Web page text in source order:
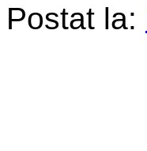
Postat la: